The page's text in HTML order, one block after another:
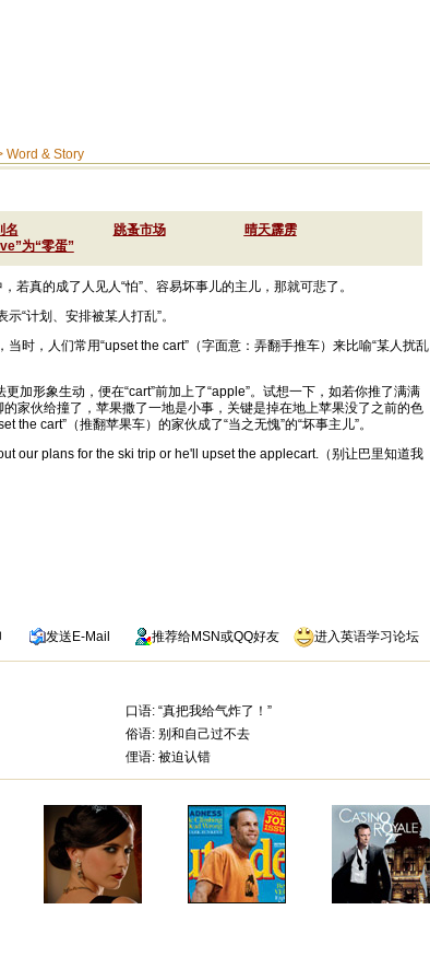
Word & Story
名 跳蚤市场
晴天霹雳
为“零蛋”
若真的成了人见人“怕”、容易坏事儿的主儿，那就可悲了。
“计划、安排被某人打乱”。
时，人们常用“upset the cart”（字面意：弄翻手推车）来比喻“某人扰乱
加形象生动，便在“cart”前加上了“apple”。试想一下，如若你推了满满
家伙给撞了，苹果撒了一地是小事，关键是掉在地上苹果没了之前的色
the cart”（推翻苹果车）的家伙成了“当之无愧”的“坏事主儿”。
our plans for the ski trip or he'll upset the applecart.（别让巴里知道我
发送 E-Mail 推荐给MSN或QQ好友 进入英语学习论坛
口语: “真把我给气炸了！”
俗语: 别和自己过不去
俚语: 被迫认错